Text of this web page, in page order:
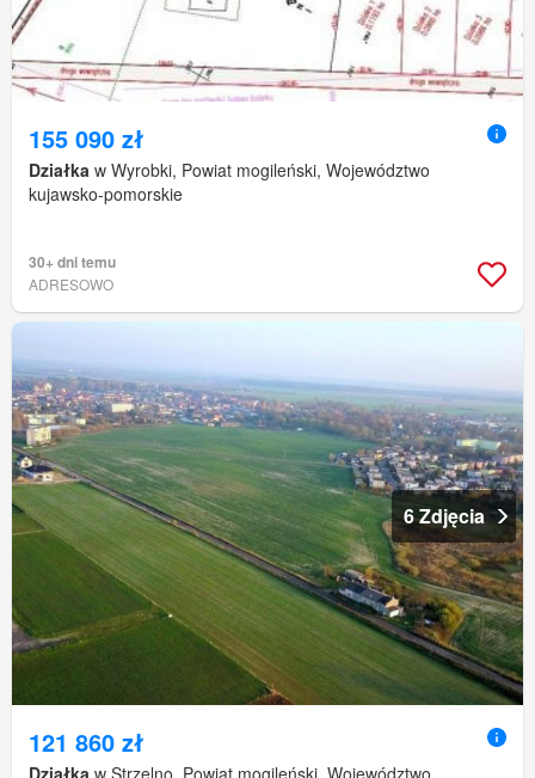
155 090 zł
Działka w Wyrobki, Powiat mogileński, Województwo
kujawsko-pomorskie
30+ dni temu
ADRESOWO
6 Zdjęcia
121 860 zł